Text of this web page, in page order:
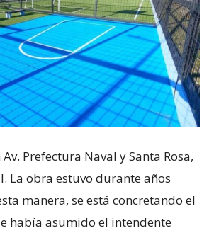
Prefectura Naval y Santa Rosa,
La obra estuvo durante años
manera, se está concretando el
había asumido el intendente